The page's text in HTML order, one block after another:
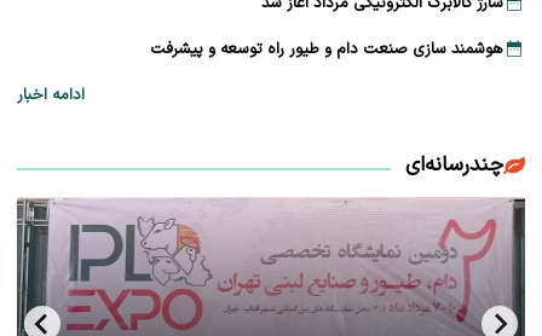
هوشمند سازی صنعت دام و طیور راه توسعه و پیشرفت
ادامه اخبار
چندرسانه‌ای